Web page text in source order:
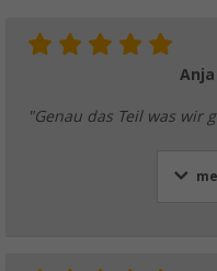
Anja
"Genau das Teil was wir